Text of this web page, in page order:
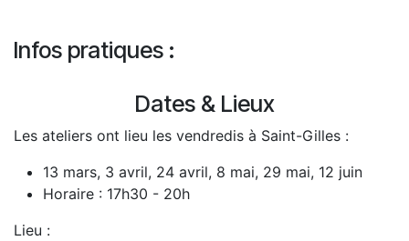
Infos pratiques :
Dates & Lieux
Les ateliers ont lieu les vendredis à Saint-Gilles :
13 mars, 3 avril, 24 avril, 8 mai, 29 mai, 12 juin
Horaire : 17h30 - 20h
Lieu :